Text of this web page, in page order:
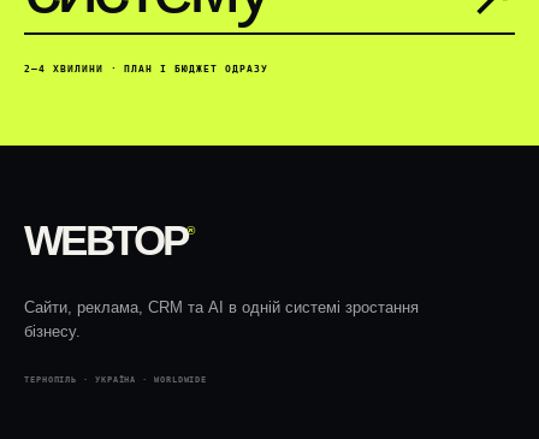
2–4 ХВИЛИНИ · ПЛАН І БЮДЖЕТ ОДРАЗУ
WEBTOP®
Сайти, реклама, CRM та AI в одній системі зростання
бізнесу.
ТЕРНОПІЛЬ · УКРАЇНА · WORLDWIDE